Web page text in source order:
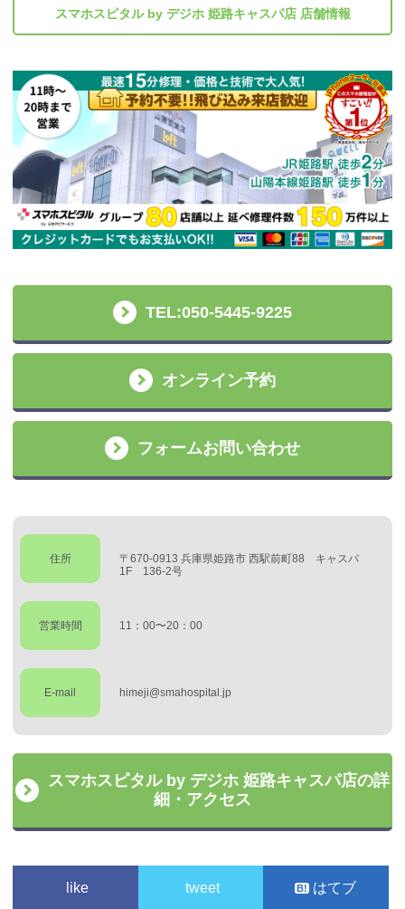
スマホスピタル by デジホ 姫路キャスパ店 店舗情報
TEL:050-5445-9225
オンライン予約
フォームお問い合わせ
住所
〒670-0913 兵庫県姫路市 西駅前町88 キャスパ
1F 136-2号
営業時間 11：00〜20：00
E-mail himeji@smahospital.jp
スマホスピタル by デジホ 姫路キャスパ店の詳
細・アクセス
like tweet はてブ